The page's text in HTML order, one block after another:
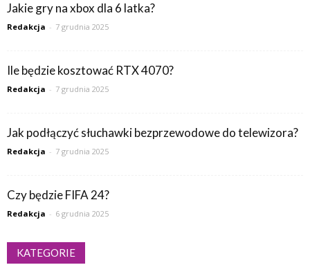
Jakie gry na xbox dla 6 latka?
Redakcja - 7 grudnia 2025
Ile będzie kosztować RTX 4070?
Redakcja - 7 grudnia 2025
Jak podłączyć słuchawki bezprzewodowe do telewizora?
Redakcja - 7 grudnia 2025
Czy będzie FIFA 24?
Redakcja - 6 grudnia 2025
KATEGORIE